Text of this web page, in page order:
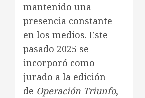
mantenido una
presencia constante
en los medios. Este
pasado 2025 se
incorporó como
jurado a la edición
de Operación Triunfo,